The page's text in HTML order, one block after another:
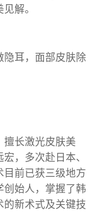
解。
隐耳，面部皮肤除
擅长激光皮肤美
，多次赴日本、
目前已获三级地方
创始人，掌握了韩
的新术式及关键技